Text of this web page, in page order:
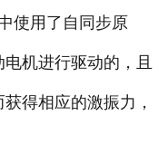
用了自同步原
机进行驱动的，且
得相应的激振力，